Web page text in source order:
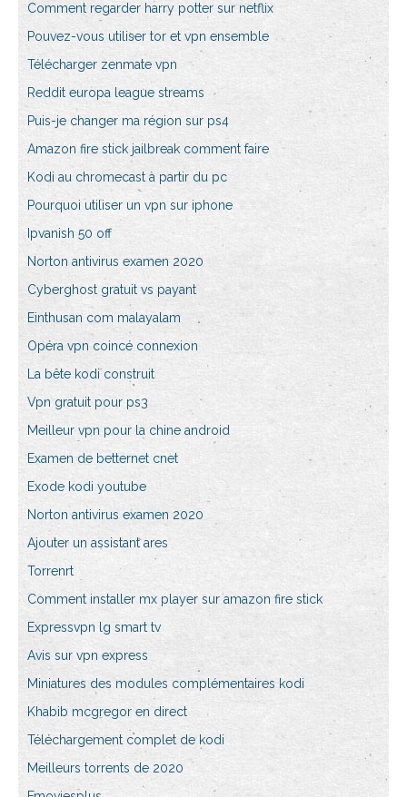
Comment regarder harry potter sur netflix
Pouvez-vous utiliser tor et vpn ensemble
Télécharger zenmate vpn
Reddit europa league streams
Puis-je changer ma région sur ps4
Amazon fire stick jailbreak comment faire
Kodi au chromecast à partir du pc
Pourquoi utiliser un vpn sur iphone
Ipvanish 50 off
Norton antivirus examen 2020
Cyberghost gratuit vs payant
Einthusan com malayalam
Opéra vpn coincé connexion
La bête kodi construit
Vpn gratuit pour ps3
Meilleur vpn pour la chine android
Examen de betternet cnet
Exode kodi youtube
Norton antivirus examen 2020
Ajouter un assistant ares
Torrenrt
Comment installer mx player sur amazon fire stick
Expressvpn lg smart tv
Avis sur vpn express
Miniatures des modules complémentaires kodi
Khabib mcgregor en direct
Téléchargement complet de kodi
Meilleurs torrents de 2020